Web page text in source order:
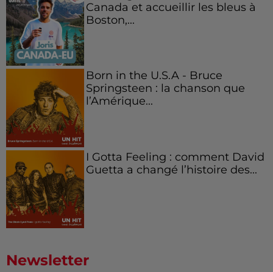
Canada et accueillir les bleus à
Boston,...
Born in the U.S.A - Bruce
Springsteen : la chanson que
l’Amérique...
I Gotta Feeling : comment David
Guetta a changé l’histoire des...
Newsletter